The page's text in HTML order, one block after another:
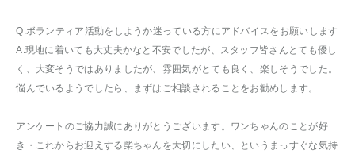
Q:ボランティア活動をしようか迷っている方にアドバイスをお願いします
A:現地に着いても大丈夫かなと不安でしたが、スタッフ皆さんとても優し
く、大変そうではありましたが、雰囲気がとても良く、楽しそうでした。
悩んでいるようでしたら、まずはご相談されることをお勧めします。
アンケートのご協力誠にありがとうございます。ワンちゃんのことが好
き・これからお迎えする柴ちゃんを大切にしたい、というまっすぐな気持